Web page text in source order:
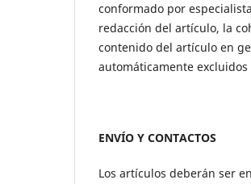
conformado por
redacción del artículo, la
contenido del artículo en
automáticamente
ENVÍO Y CONTACTOS
Los artículos deberán ser